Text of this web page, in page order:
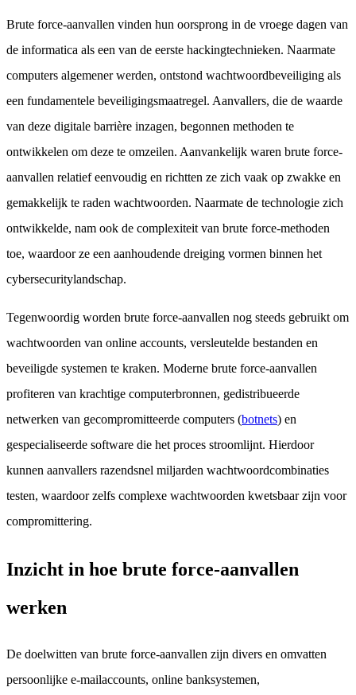
Brute force-aanvallen vinden hun oorsprong in de vroege dagen van
de informatica als een van de eerste hackingtechnieken. Naarmate
computers algemener werden, ontstond wachtwoordbeveiliging als
een fundamentele beveiligingsmaatregel. Aanvallers, die de waarde
van deze digitale barrière inzagen, begonnen methoden te
ontwikkelen om deze te omzeilen. Aanvankelijk waren brute force-
aanvallen relatief eenvoudig en richtten ze zich vaak op zwakke en
gemakkelijk te raden wachtwoorden. Naarmate de technologie zich
ontwikkelde, nam ook de complexiteit van brute force-methoden
toe, waardoor ze een aanhoudende dreiging vormen binnen het
cybersecuritylandschap.
Tegenwoordig worden brute force-aanvallen nog steeds gebruikt om
wachtwoorden van online accounts, versleutelde bestanden en
beveiligde systemen te kraken. Moderne brute force-aanvallen
profiteren van krachtige computerbronnen, gedistribueerde
netwerken van gecompromitteerde computers (botnets) en
gespecialiseerde software die het proces stroomlijnt. Hierdoor
kunnen aanvallers razendsnel miljarden wachtwoordcombinaties
testen, waardoor zelfs complexe wachtwoorden kwetsbaar zijn voor
compromittering.
Inzicht in hoe brute force-aanvallen
werken
De doelwitten van brute force-aanvallen zijn divers en omvatten
persoonlijke e-mailaccounts, online banksystemen,